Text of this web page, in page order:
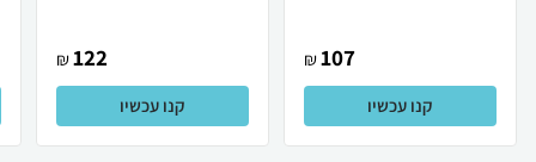
107
₪
קנו עכשיו
122
₪
קנו עכשיו